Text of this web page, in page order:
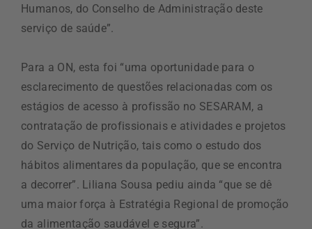
Humanos, do Conselho de Administração deste
serviço de saúde”.
Para a ON, esta foi “uma oportunidade para o
esclarecimento de questões relacionadas com os
estágios de acesso à profissão no SESARAM, a
contratação de profissionais e atividades e projetos
do Serviço de Nutrição, tais como o estudo dos
hábitos alimentares da população, que se encontra
a decorrer”. Liliana Sousa pediu ainda “que se dê
uma maior força à Estratégia Regional de promoção
da alimentação saudável e segura”.